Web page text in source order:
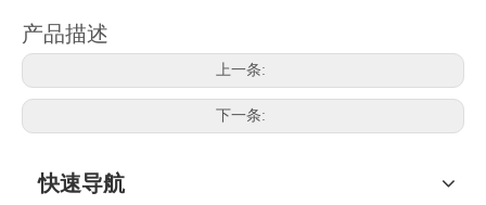
产品描述
上一条:
下一条:
快速导航